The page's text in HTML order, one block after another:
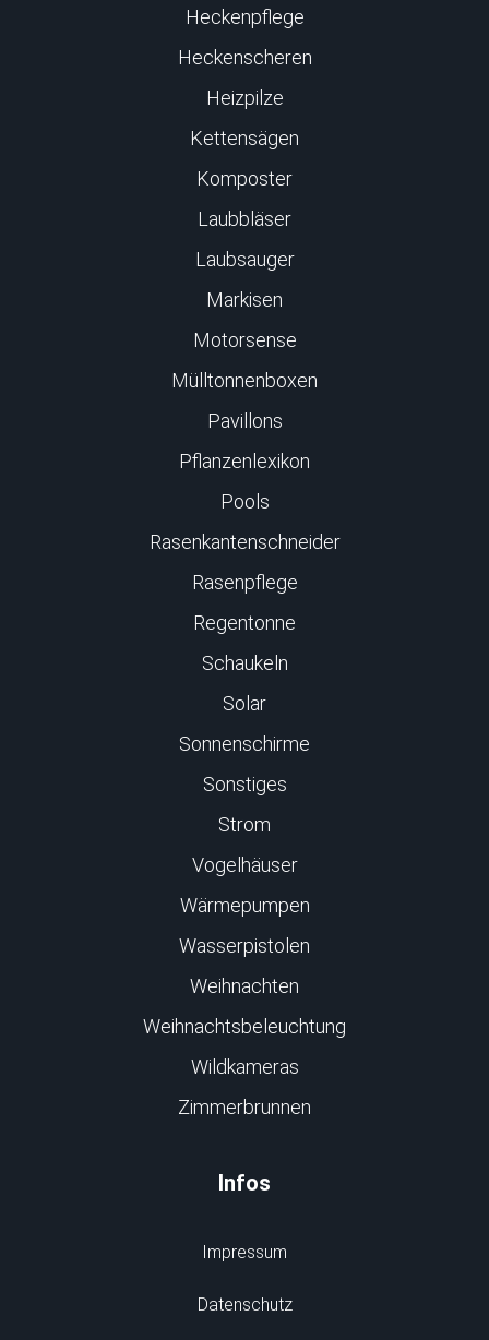
Heckenpflege
Heckenscheren
Heizpilze
Kettensägen
Komposter
Laubbläser
Laubsauger
Markisen
Motorsense
Mülltonnenboxen
Pavillons
Pflanzenlexikon
Pools
Rasenkantenschneider
Rasenpflege
Regentonne
Schaukeln
Solar
Sonnenschirme
Sonstiges
Strom
Vogelhäuser
Wärmepumpen
Wasserpistolen
Weihnachten
Weihnachtsbeleuchtung
Wildkameras
Zimmerbrunnen
Infos
Impressum
Datenschutz